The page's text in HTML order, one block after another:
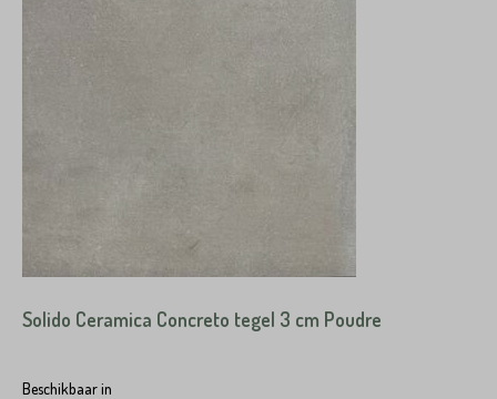
Solido Ceramica Concreto tegel 3 cm Poudre
Beschikbaar in